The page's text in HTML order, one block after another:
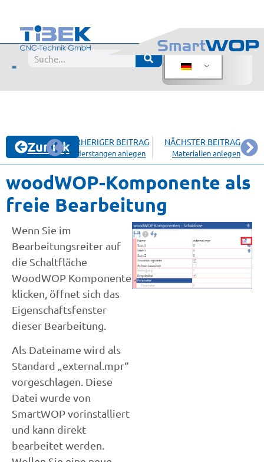
ZurückVORHERIGER BEITRAG
Kleiderstangen anlegen
NÄCHSTER BEITRAG
Materialien anlegen
woodWOP-Komponente als
freie Bearbeitung
Wenn Sie im
Bearbeitungsreiter auf
die Schaltfläche
WoodWOP Komponente
klicken, öffnet sich das
Eigenschaftsfenster
dieser Bearbeitung.
Als Dateiname wird als
Standard „external.mpr“
vorgeschlagen. Diese
Datei wurde von
SmartWOP vorinstalliert
und kann direkt
bearbeitet werden.